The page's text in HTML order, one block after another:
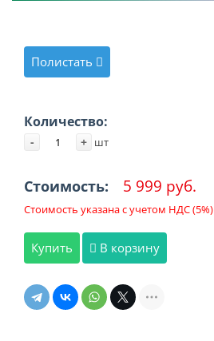
Полистать
Количество:
- + шт
Стоимость: 5 999 руб.
Стоимость указана с учетом НДС (5%)
Купить В корзину